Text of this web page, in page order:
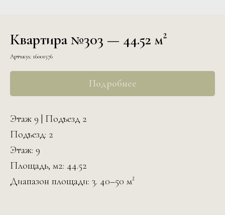
Квартира №303 — 44.52 м²
Артикул: 16001576
Подробнее
Этаж 9 | Подъезд 2
Подъезд: 2
Этаж: 9
Площадь, м2: 44.52
Диапазон площади: 3. 40–50 м²